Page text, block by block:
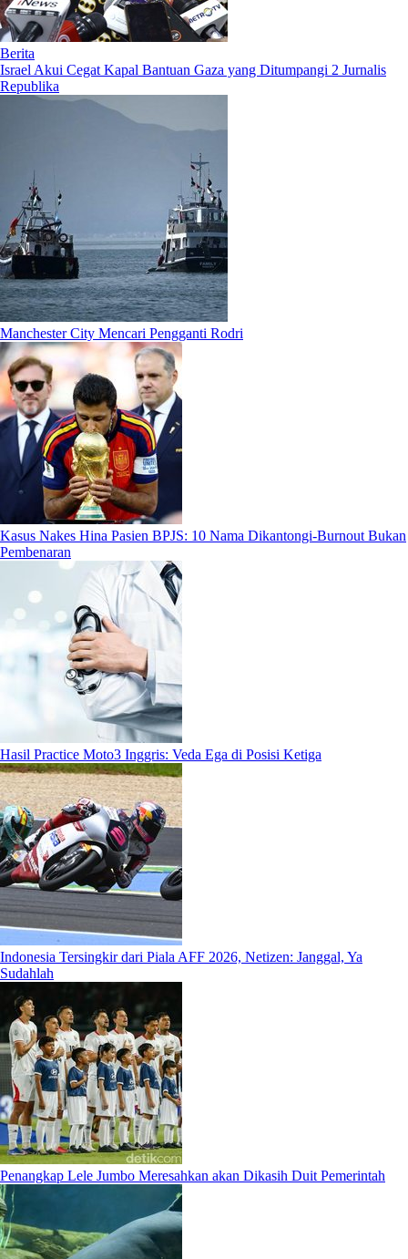
Berita
Israel Akui Cegat Kapal Bantuan Gaza yang Ditumpangi 2 Jurnalis
Republika
Manchester City Mencari Pengganti Rodri
Kasus Nakes Hina Pasien BPJS: 10 Nama Dikantongi-Burnout Bukan
Pembenaran
Hasil Practice Moto3 Inggris: Veda Ega di Posisi Ketiga
Indonesia Tersingkir dari Piala AFF 2026, Netizen: Janggal, Ya
Sudahlah
Penangkap Lele Jumbo Meresahkan akan Dikasih Duit Pemerintah